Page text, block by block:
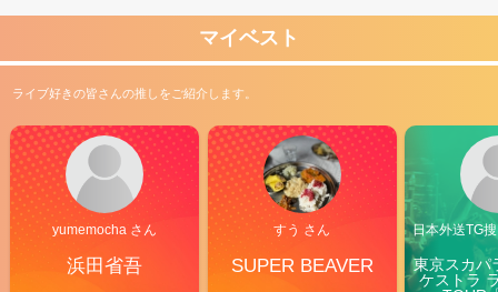
マイベスト
ライブ好きの皆さんの推しをご紹介します。
yumemocha さん
浜田省吾
すう さん
SUPER BEAVER
日本外送TG
東京スカパ
ケストラ